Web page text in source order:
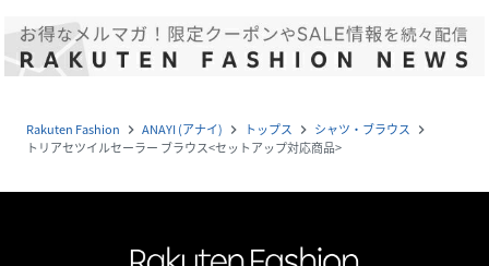
Rakuten Fashion navigate_next ANAYI (アナイ) navigate_next トップス navigate_next シャツ・ブラウス navigate_next
トリアセツイルセーラー ブラウス<セットアップ対応商品>